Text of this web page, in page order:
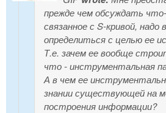
прежде чем обсуждать
связанное с S-кривой, надо
определиться с целью ее
Т.е. зачем ее вообще
что - инструментальная
А в чем ее
знании существующей на
построения информации?